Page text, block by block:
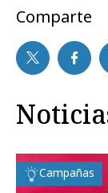
Comparte
Campañas